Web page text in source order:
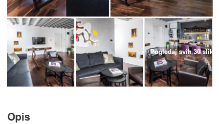
Pogledaj svih 30 slika
Opis